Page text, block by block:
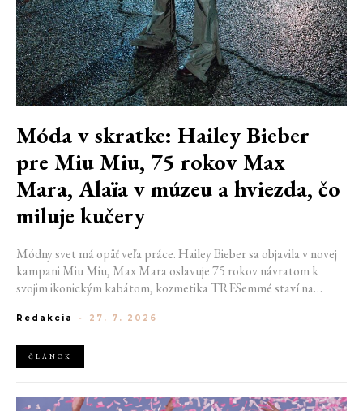
Móda v skratke: Hailey Bieber
pre Miu Miu, 75 rokov Max
Mara, Alaïa v múzeu a hviezda, čo
miluje kučery
Módny svet má opäť veľa práce. Hailey Bieber sa objavila v novej
kampani Miu Miu, Max Mara oslavuje 75 rokov návratom k
svojim ikonickým kabátom, kozmetika TRESemmé staví na
a v San Franciscu pripravujú prvú veľkú americkú retrospektívu
Redakcia - 27. 7. 2026
ČLÁNOK